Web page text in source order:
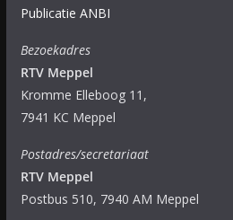
Publicatie ANBI
Bezoekadres
RTV Meppel
Kromme Elleboog 11,
7941 KC Meppel
Postadres/secretariaat
RTV Meppel
Postbus 510, 7940 AM Meppel